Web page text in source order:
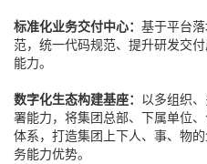
标准化业务交付中心： 基于平台
范，统一代码规范、提升研发交
能力。
数字化生态构建基座： 以多组织
署能力，将集团总部、下属单位
体系，打造集团上下人、事、物
务能力优势。